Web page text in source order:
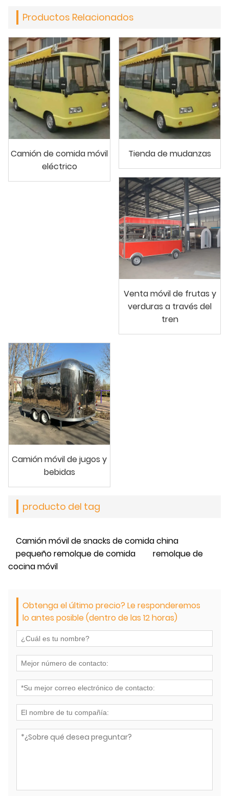
Productos Relacionados
Camión de comida móvil
eléctrico
Tienda de mudanzas
Venta móvil de frutas y
verduras a través del
tren
Camión móvil de jugos y
bebidas
producto del tag
Camión móvil de snacks de comida china
pequeño remolque de comida
remolque de
cocina móvil
Obtenga el último precio? Le responderemos
lo antes posible (dentro de las 12 horas)